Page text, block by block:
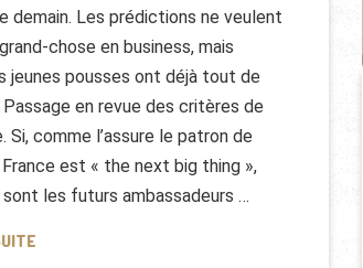
demain. Les prédictions ne veulent
chose en business, mais
jeunes pousses ont déjà tout de
Passage en revue des critères de
Si, comme l’assure le patron de
France est « the next big thing »,
sont les futurs ambassadeurs …
BUSINESS: CES START-UP DE LA FRENCH TECH